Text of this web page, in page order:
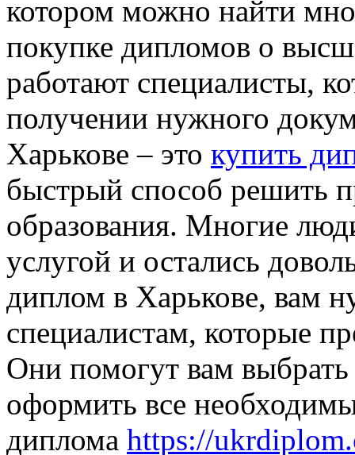
котором можно найти
покупке дипломов о
работают специалисты,
получении нужного
Харькове – это купить
быстрый способ решить
образования. Многие
услугой и остались
диплом в Харькове, вам
специалистам, которые
Они помогут вам
оформить все
диплома https://